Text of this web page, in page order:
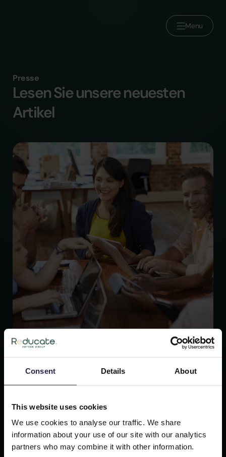
Consent Details About
This website uses cookies
We use cookies to analyse our traffic. We share
information about your use of our site with our analytics
partners who may combine it with other information.
Menu
Brands
Werden Sie Teil von Reducate
Karriere
Presse
Kontakt
Presse
Lesen Sie unsere neuesten
Artikel
3 Minuten 12 May 2022
The Dutch EdTech company E-WISE
and Danish EdTech company
Blueprint Learning join forces under
new name Reducate